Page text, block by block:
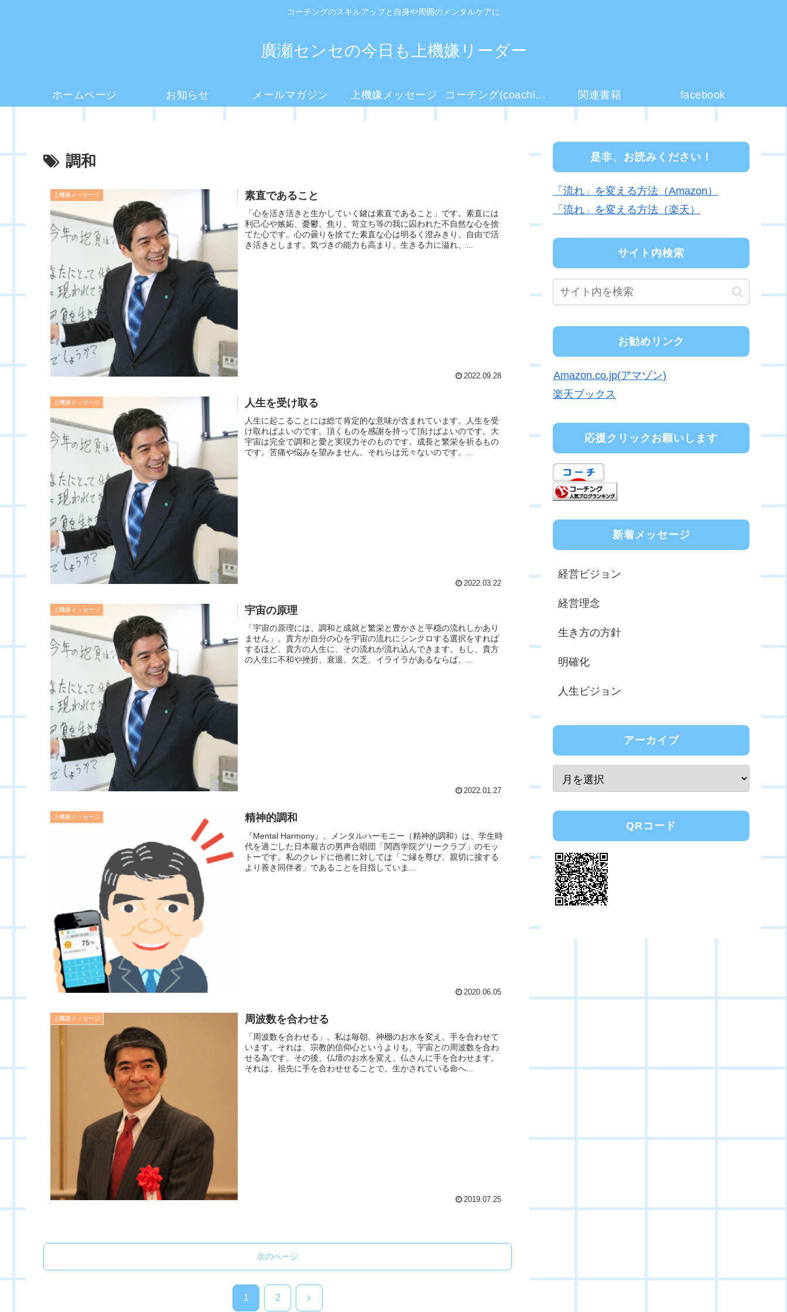
コーチングのスキルアップと自身や周囲のメンタルケアに
廣瀬センセの今日も上機嫌リーダー
ホームページ お知らせ メールマガジン 上機嫌メッセージ コーチング(coaching)とは？ 関連書籍 facebook
調和
上機嫌メッセージ 素直であること
「心を活き活きと生かしていく鍵は素直であること」です。素直には
利己心や嫉妬、憂鬱、焦り、苛立ち等の我に囚われた不自然な心を捨
てた心です。心の曇りを捨てた素直な心は明るく澄みきり、自由で活
き活きとします。気づきの能力も高まり、生きる力に溢れ、...
2022.09.28
上機嫌メッセージ 人生を受け取る
人生に起こることには総て肯定的な意味が含まれています。人生を受
け取ればよいのです。頂くものを感謝を持って頂けばよいのです。大
宇宙は完全で調和と愛と実現力そのものです。成長と繁栄を祈るもの
です。苦痛や悩みを望みません。それらは元々ないのです。...
2022.03.22
上機嫌メッセージ 宇宙の原理
「宇宙の原理には、調和と成就と繁栄と豊かさと平穏の流れしかあり
ません」。貴方が自分の心を宇宙の流れにシンクロする選択をすれば
するほど、貴方の人生に、その流れが流れ込んできます。もし、貴方
の人生に不和や挫折、衰退、欠乏、イライラがあるならば、...
2022.01.27
上機嫌メッセージ 精神的調和
『Mental Harmony』。メンタルハーモニー（精神的調和）は、学生時
代を過ごした日本最古の男声合唱団「関西学院グリークラブ」のモッ
トーです。私のクレドに他者に対しては「ご縁を尊び、親切に接する
より善き同伴者」であることを目指していま...
2020.06.05
上機嫌メッセージ 周波数を合わせる
「周波数を合わせる」。私は毎朝、神棚のお水を変え、手を合わせて
います。それは、宗教的信仰心というよりも、宇宙との周波数を合わ
せる為です。その後、仏壇のお水を変え、仏さんに手を合わせます。
それは、祖先に手を合わせせることで、生かされている命へ...
2019.07.25
次のページ
1 2 次
是非、お読みください！
「流れ」を変える方法（Amazon）
「流れ」を変える方法（楽天）
サイト内検索
お勧めリンク
Amazon.co.jp(アマゾン)
楽天ブックス
応援クリックお願いします
新着メッセージ
経営ビジョン
経営理念
生き方の方針
明確化
人生ビジョン
アーカイブ
QRコード